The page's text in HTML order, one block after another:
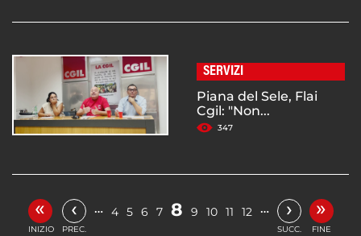
SERVIZI
Piana del Sele, Flai
Cgil: "Non...
347
«
INIZIO
‹
PREC.
… 4 5 6 7 8 9 10 11 12 … ›
SUCC.
»
FINE